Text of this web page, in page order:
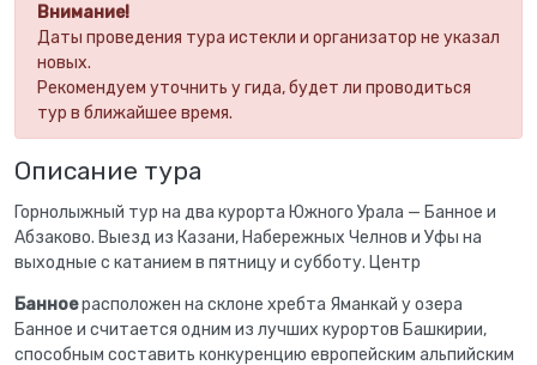
Внимание!
Даты проведения тура истекли и организатор не указал
новых.
Рекомендуем уточнить у гида, будет ли проводиться
тур в ближайшее время.
Описание тура
Горнолыжный тур на два курорта Южного Урала — Банное и
Абзаково. Выезд из Казани, Набережных Челнов и Уфы на
выходные с катанием в пятницу и субботу. Центр
Банноерасположен на склоне хребта Яманкай у озера
Банное и считается одним из лучших курортов Башкирии,
способным составить конкуренцию европейским альпийским